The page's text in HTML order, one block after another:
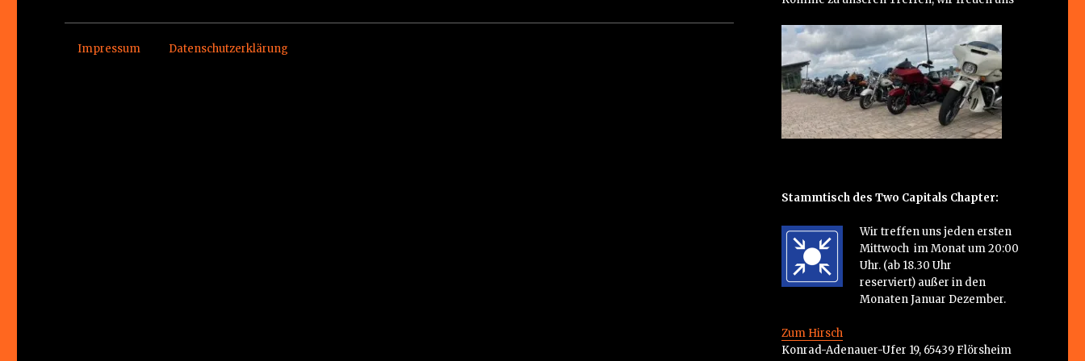
Impressum Datenschutzerklärung
Stammtisch des Two Capitals Chapter:
Wir treffen uns jeden ersten
Mittwoch im Monat um 20:00
Uhr. (ab 18.30 Uhr
reserviert) außer in den
Monaten Januar Dezember.
Zum Hirsch
Konrad-Adenauer-Ufer 19, 65439 Flörsheim